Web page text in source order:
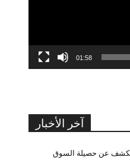
01:58
آخر الأخبار
عن حصيلة السوق